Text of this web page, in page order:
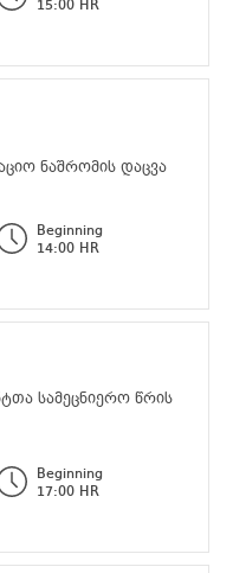
15:00 HR
ნაშრომის დაცვა
Beginning
14:00 HR
სამეცნიერო წრის
Beginning
17:00 HR